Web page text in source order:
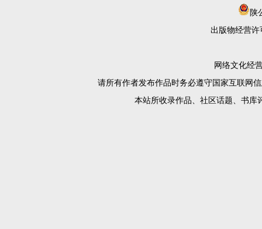
陕
出版物经营许
网络文化经
请所有作者发布作品时务必遵守国家互联网
本站所收录作品、社区话题、书库